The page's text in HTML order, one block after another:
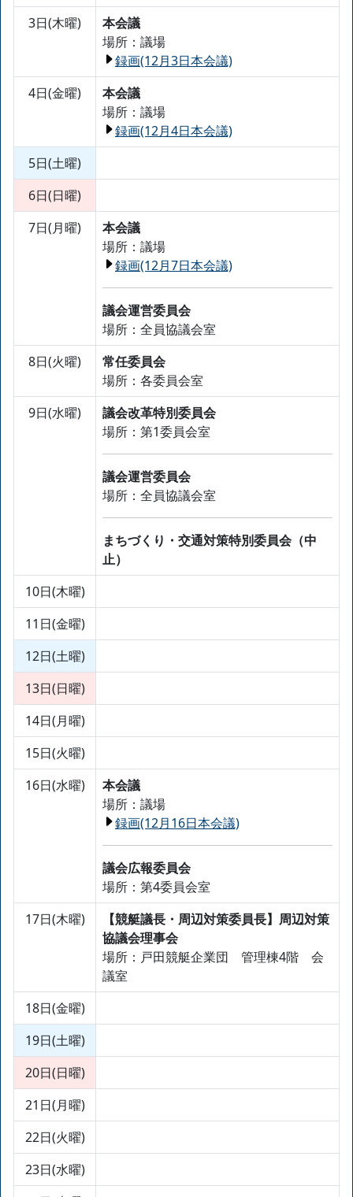
3日(木曜)
本会議
場所：議場
録画(12月3日本会議)
4日(金曜)
本会議
場所：議場
録画(12月4日本会議)
5日(土曜)
6日(日曜)
7日(月曜)
本会議
場所：議場
録画(12月7日本会議)
議会運営委員会
場所：全員協議会室
8日(火曜)
常任委員会
場所：各委員会室
9日(水曜)
議会改革特別委員会
場所：第1委員会室
議会運営委員会
場所：全員協議会室
まちづくり・交通対策特別委員会（中
止）
10日(木曜)
11日(金曜)
12日(土曜)
13日(日曜)
14日(月曜)
15日(火曜)
16日(水曜)
本会議
場所：議場
録画(12月16日本会議)
議会広報委員会
場所：第4委員会室
17日(木曜)
【競艇議長・周辺対策委員長】周辺対策
協議会理事会
場所：戸田競艇企業団 管理棟4階 会
議室
18日(金曜)
19日(土曜)
20日(日曜)
21日(月曜)
22日(火曜)
23日(水曜)